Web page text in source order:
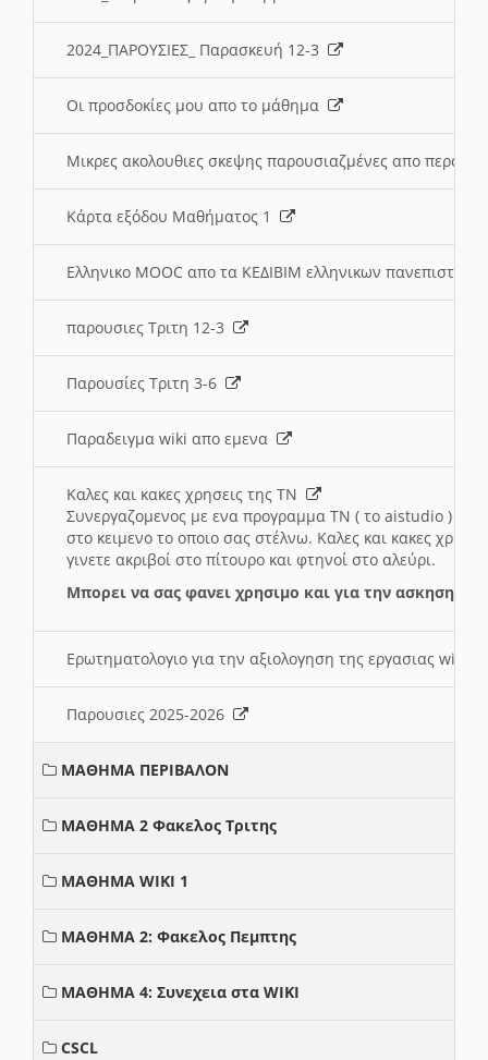
2024_ΠΑΡΟΥΣΙΕΣ_ Παρασκευή 12-3
Οι προσδοκίες μου απο το μάθημα
Μικρες ακολουθιες σκεψης παρουσιαζμένες απο
Κάρτα εξόδου Μαθήματος 1
Ελληνικο MOOC απο τα ΚΕΔΙΒΙΜ ελληνικων
παρουσιες Τριτη 12-3
Παρουσίες Τριτη 3-6
Παραδειγμα wiki απο εμενα
Καλες και κακες χρησεις της ΤΝ
Συνεργαζομενος με ενα προγραμμα ΤΝ ( το aistudio ) και
στο κειμενο το οποιο σας στέλνω. Καλες και κακες
γινετε ακριβοί στο πίτουρο και φτηνοί στο αλεύρι.
Μπορει να σας φανει χρησιμο και για την ασκηση
Ερωτηματολογιο για την αξιολογηση της εργασιας wiki
Παρουσιες 2025-2026
ΜΑΘΗΜΑ ΠΕΡΙΒΑΛΟΝ
ΜΑΘΗΜΑ 2 Φακελος Τριτης
ΜΑΘΗΜΑ WIKI 1
ΜΑΘΗΜΑ 2: Φακελος Πεμπτης
ΜΑΘΗΜΑ 4: Συνεχεια στα WIKI
CSCL